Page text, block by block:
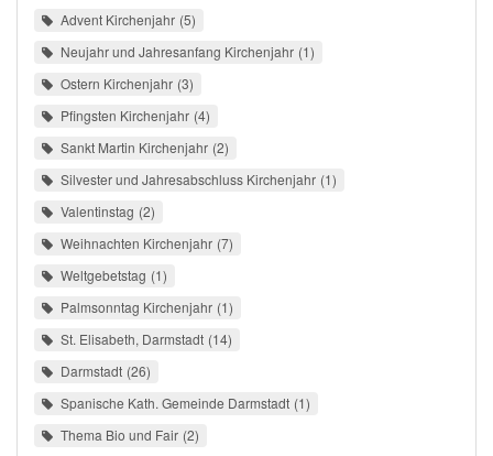
Advent Kirchenjahr 5
Neujahr und Jahresanfang Kirchenjahr 1
Ostern Kirchenjahr 3
Pfingsten Kirchenjahr 4
Sankt Martin Kirchenjahr 2
Silvester und Jahresabschluss Kirchenjahr 1
Valentinstag 2
Weihnachten Kirchenjahr 7
Weltgebetstag 1
Palmsonntag Kirchenjahr 1
St. Elisabeth, Darmstadt 14
Darmstadt 26
Spanische Kath. Gemeinde Darmstadt 1
Thema Bio und Fair 2